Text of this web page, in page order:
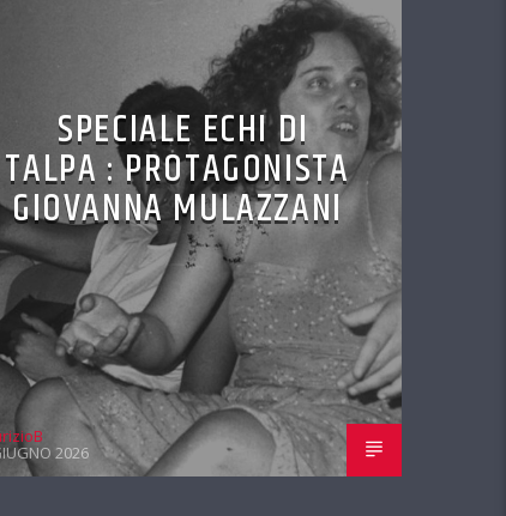
SPECIALE ECHI DI
TALPA : PROTAGONISTA
GIOVANNA MULAZZANI
2026